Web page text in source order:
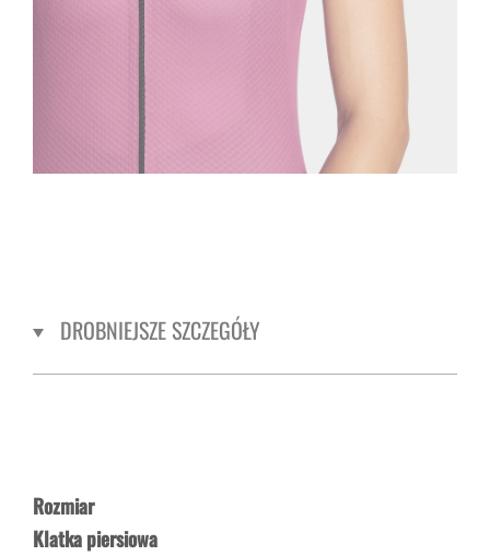
DROBNIEJSZE SZCZEGÓŁY
Rozmiar
Klatka piersiowa